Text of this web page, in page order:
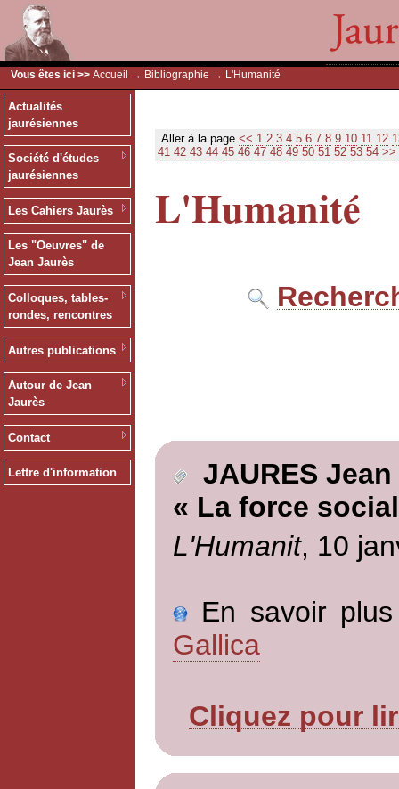
Vous êtes ici >> Accueil → Bibliographie → L'Humanité
Actualités
jaurésiennes
Société d'études
jaurésiennes
Les Cahiers Jaurès
Les "Oeuvres" de
Jean Jaurès
Colloques, tables-
rondes, rencontres
Autres publications
Autour de Jean
Jaurès
Contact
Lettre d'information
Aller à la page << 1 2 3 4 5 6 7 8 9 10 11 12
41 42 43 44 45 46 47 48 49 50 51 52 53 54 >>
L'Humanité
JAURES Jean
« La force
L'Humanit, 10
En savoir
Gallica
Cliquez pour